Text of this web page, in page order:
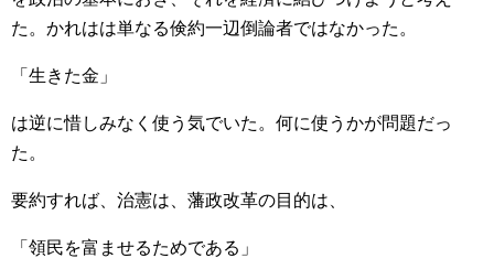
た。かれはは単なる倹約一辺倒論者ではなかった。
「生きた金」
は逆に惜しみなく使う気でいた。何に使うかが問題だっ
た。
要約すれば、治憲は、藩政改革の目的は、
「領民を富ませるためである」